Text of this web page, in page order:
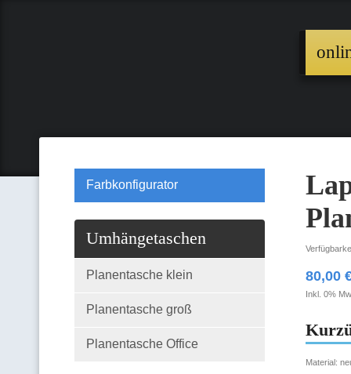
80,00
Inkl. 0%
Material:
Farbkonfigurator
Umhängetaschen
Planentasche klein
Planentasche groß
Planentasche Office